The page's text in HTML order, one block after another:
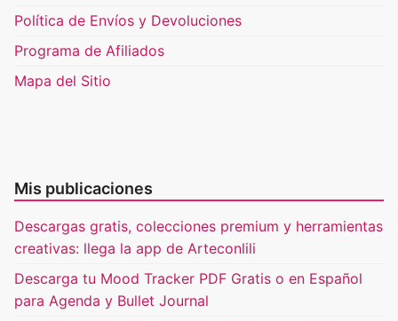
Política de Envíos y Devoluciones
Programa de Afiliados
Mapa del Sitio
Mis publicaciones
Descargas gratis, colecciones premium y herramientas
creativas: llega la app de Arteconlili
Descarga tu Mood Tracker PDF Gratis o en Español
para Agenda y Bullet Journal